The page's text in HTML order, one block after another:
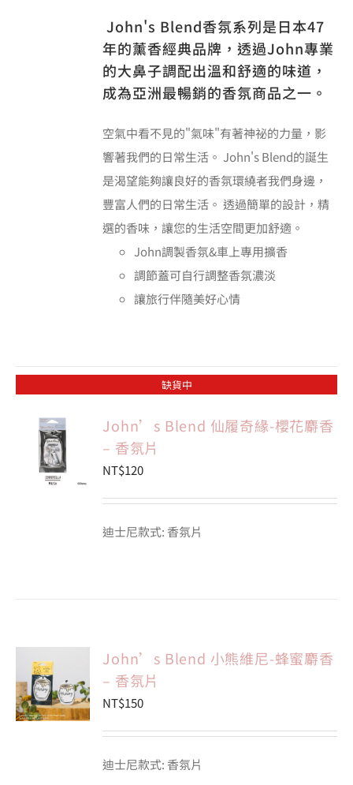
John's Blend香氛系列是日本47
年的薰香經典品牌，透過John專業
的大鼻子調配出溫和舒適的味道，
成為亞洲最暢銷的香氛商品之一。
空氣中看不見的"氣味"有著神祕的力量，影
響著我們的日常生活。 John's Blend的誕生
是渴望能夠讓良好的香氛環繞者我們身邊，
豐富人們的日常生活。 透過簡單的設計，精
選的香味，讓您的生活空間更加舒適。
John調製香氛&車上專用擴香
調節蓋可自行調整香氛濃淡
讓旅行伴隨美好心情
缺貨中
John’s Blend 仙履奇緣-櫻花麝香
– 香氛片
NT$120
迪士尼款式: 香氛片
加入購
物車
詳
John’s Blend 小熊維尼-蜂蜜麝香
– 香氛片
NT$150
迪士尼款式: 香氛片